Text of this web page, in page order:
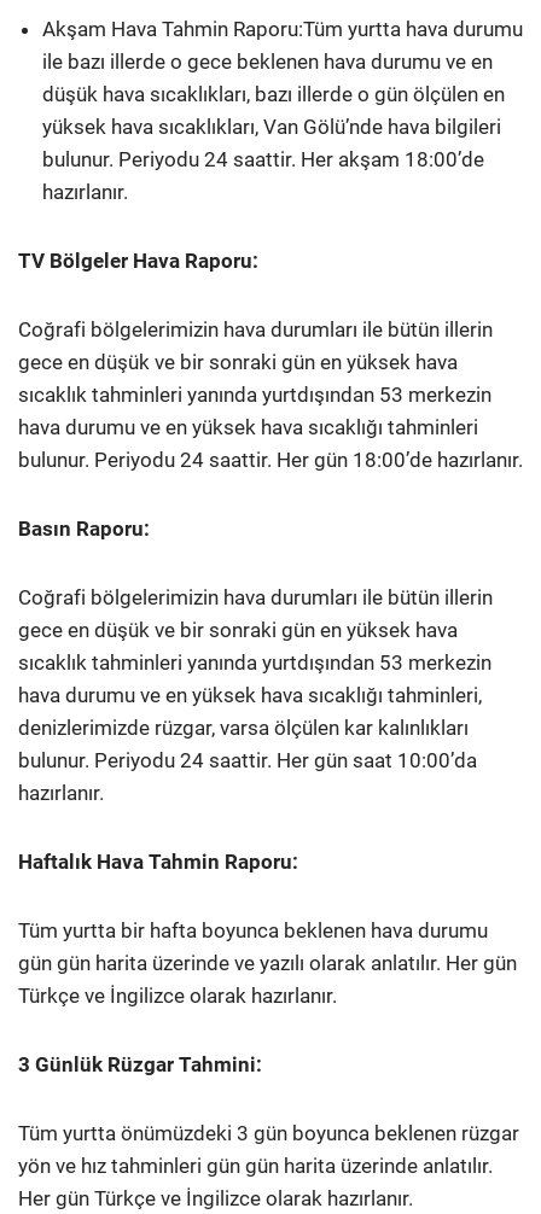
Akşam Hava Tahmin Raporu:Tüm yurtta hava durumu
ile bazı illerde o gece beklenen hava durumu ve en
düşük hava sıcaklıkları, bazı illerde o gün ölçülen en
yüksek hava sıcaklıkları, Van Gölü’nde hava bilgileri
bulunur. Periyodu 24 saattir. Her akşam 18:00’de
hazırlanır.
TV Bölgeler Hava Raporu:
Coğrafi bölgelerimizin hava durumları ile bütün illerin
gece en düşük ve bir sonraki gün en yüksek hava
sıcaklık tahminleri yanında yurtdışından 53 merkezin
hava durumu ve en yüksek hava sıcaklığı tahminleri
bulunur. Periyodu 24 saattir. Her gün 18:00’de hazırlanır.
Basın Raporu:
Coğrafi bölgelerimizin hava durumları ile bütün illerin
gece en düşük ve bir sonraki gün en yüksek hava
sıcaklık tahminleri yanında yurtdışından 53 merkezin
hava durumu ve en yüksek hava sıcaklığı tahminleri,
denizlerimizde rüzgar, varsa ölçülen kar kalınlıkları
bulunur. Periyodu 24 saattir. Her gün saat 10:00’da
hazırlanır.
Haftalık Hava Tahmin Raporu:
Tüm yurtta bir hafta boyunca beklenen hava durumu
gün gün harita üzerinde ve yazılı olarak anlatılır. Her gün
Türkçe ve İngilizce olarak hazırlanır.
3 Günlük Rüzgar Tahmini:
Tüm yurtta önümüzdeki 3 gün boyunca beklenen rüzgar
yön ve hız tahminleri gün gün harita üzerinde anlatılır.
Her gün Türkçe ve İngilizce olarak hazırlanır.